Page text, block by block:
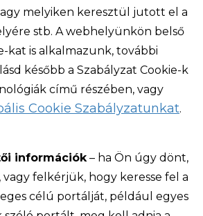
melyiken keresztül jutott el a
stb. A webhelyünkön belső
kat is alkalmazunk, további
később a Szabályzat Cookie-k
című részében, vagy
Cookie Szabályzatunkat.
információk– ha Ön úgy dönt,
vagy felkérjük, hogy keresse fel a
célú portálját, például egyes